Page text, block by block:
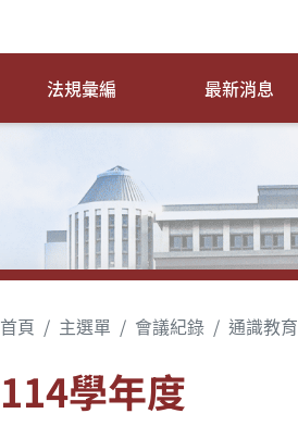
法規彙編 最新消息
首頁 主選單 會議紀錄 通識教
114學年度